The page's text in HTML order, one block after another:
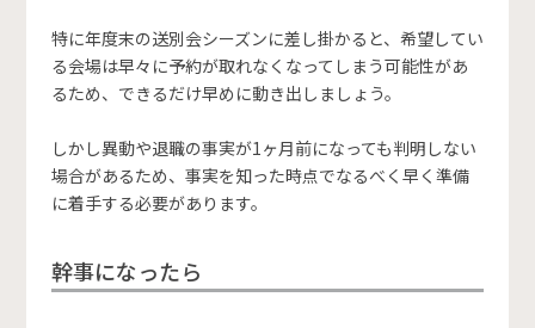
特に年度末の送別会シーズンに差し掛かると、希望してい
る会場は早々に予約が取れなくなってしまう可能性があ
るため、できるだけ早めに動き出しましょう。
しかし異動や退職の事実が1ヶ月前になっても判明しない
場合があるため、事実を知った時点でなるべく早く準備
に着手する必要があります。
幹事になったら